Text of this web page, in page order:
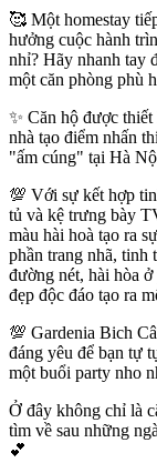
🥰 Một homestay
hưởng cuộc hành
nhỉ? Hãy nhanh tay
một căn phòng phù
✨ Căn hộ được
nhà tạo điểm nhấn
"ấm cúng" tại Hà
💯 Với sự kết hợp
tủ và kệ trưng bày
màu hài hoà tạo ra
phần trang nhã, tinh
đường nét, hài hòa
đẹp độc đáo tạo ra
💯 Gardenia Bich
đáng yêu để bạn tự
một buổi party nho
Ở đây không chỉ là
tìm về sau những
💕